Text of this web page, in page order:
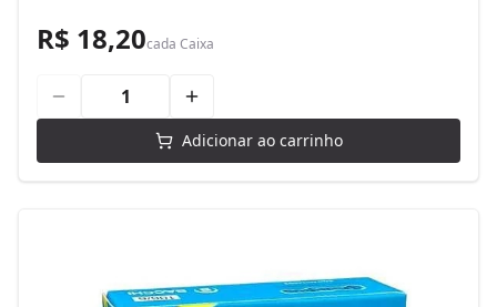
R$ 18,20cada Caixa
Adicionar ao carrinho